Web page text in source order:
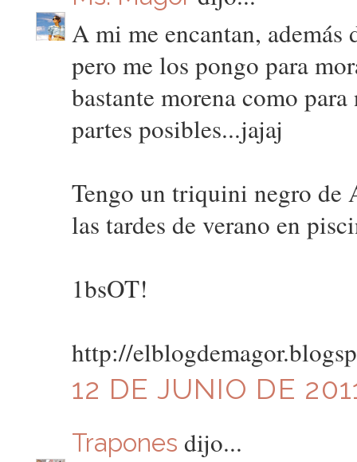
A mi me encantan, además
pero me los pongo para
bastante morena como
partes posibles...jajaj
Tengo un triquini negro de
las tardes de verano en
1bsOT!
http://
12 DE JUNIO DE
Trapones dijo...